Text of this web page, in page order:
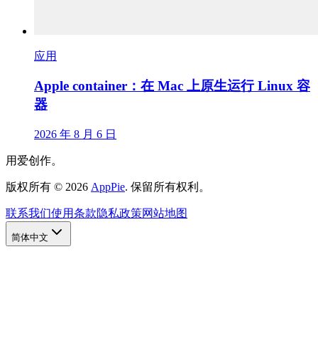
应用
Apple container：在 Mac 上原生运行 Linux 容
器
2026 年 8 月 6 日
用爱创作。
版权所有 © 2026 AppPie. 保留所有权利。
联系我们使用条款隐私政策网站地图
简体中文